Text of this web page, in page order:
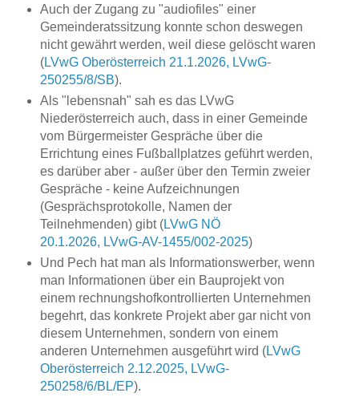
Auch der Zugang zu "audiofiles" einer
Gemeinderatssitzung konnte schon deswegen
nicht gewährt werden, weil diese gelöscht waren
(LVwG Oberösterreich 21.1.2026, LVwG-
250255/8/SB).
Als "lebensnah" sah es das LVwG
Niederösterreich auch, dass in einer Gemeinde
vom Bürgermeister Gespräche über die
Errichtung eines Fußballplatzes geführt werden,
es darüber aber - außer über den Termin zweier
Gespräche - keine Aufzeichnungen
(Gesprächsprotokolle, Namen der
Teilnehmenden) gibt (LVwG NÖ
20.1.2026, LVwG-AV-1455/002-2025)
Und Pech hat man als Informationswerber, wenn
man Informationen über ein Bauprojekt von
einem rechnungshofkontrollierten Unternehmen
begehrt, das konkrete Projekt aber gar nicht von
diesem Unternehmen, sondern von einem
anderen Unternehmen ausgeführt wird (LVwG
Oberösterreich 2.12.2025, LVwG-
250258/6/BL/EP).